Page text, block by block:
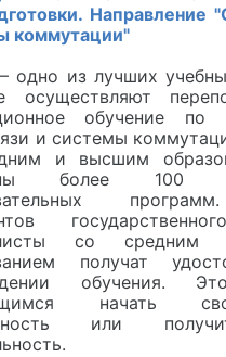
Направление
коммутации"
из лучших
осуществляют
обучение по
и системы
и высшим
более 100
со
получат
обучения.
начать
или